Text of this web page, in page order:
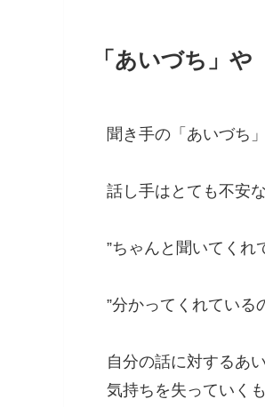
「あいづち」
聞き手の「あいづち
話し手はとても不安
”ちゃんと聞いてくれ
”分かってくれている
自分の話に対するあ
気持ちを失っていくも